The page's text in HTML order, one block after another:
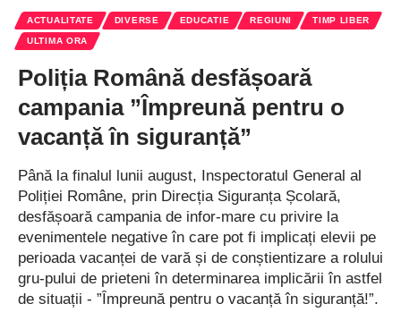
ACTUALITATE DIVERSE EDUCATIE REGIUNI TIMP LIBER
ULTIMA ORA
Poliția Română desfășoară
campania ”Împreună pentru o
vacanță în siguranță”
Până la finalul lunii august, Inspectoratul General al
Poliției Române, prin Direcția Siguranța Școlară,
desfășoară campania de infor-mare cu privire la
evenimentele negative în care pot fi implicați elevii pe
perioada vacanței de vară și de conștientizare a rolului
gru-pului de prieteni în determinarea implicării în astfel
de situații - ”Împreună pentru o vacanță în siguranță!”.